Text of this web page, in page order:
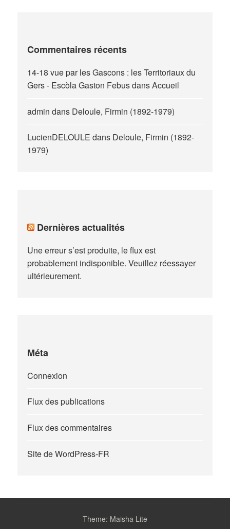
Commentaires récents
14-18 vue par les Gascons : les Territoriaux du
Gers - Escòla Gaston FebusdansAccueil
admin dans Deloule, Firmin (1892-1979)
LucienDELOULE dans Deloule, Firmin (1892-
1979)
Dernières actualités
Une erreur s’est produite, le flux est
probablement indisponible. Veuillez réessayer
ultérieurement.
Méta
Connexion
Flux des publications
Flux des commentaires
Site de WordPress-FR
Theme: Maisha Lite